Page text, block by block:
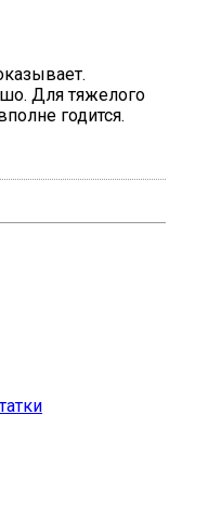
Для тяжелого
годится.